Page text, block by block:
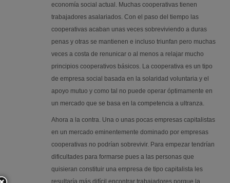
economía social actual. Muchas cooperativas tienen
trabajadores asalariados. Con el paso del tiempo las
cooperativas acaban unas veces sobreviviendo a duras
penas y otras se mantienen e incluso triunfan pero muchas
veces a costa de renunicar o al menos a relajar mucho
principios cooperativos básicos. La cooperativa es un tipo
de empresa social basada en la solaridad voluntaria y el
apoyo mutuo y como tal no puede operar óptimamente en
un mercado que se basa en la competencia a ultranza.
Ahora a la contra. Una o unas pocas empresas capitalistas
en un mercado eminentemente dominado por empresas
cooperativas no podrían sobrevivir. Para empezar tendrían
dificultades para formarse pues a las personas que
quisieran constituir una empresa de tipo capitalista les
resultaría más difícil encontrar trabajadores porque la